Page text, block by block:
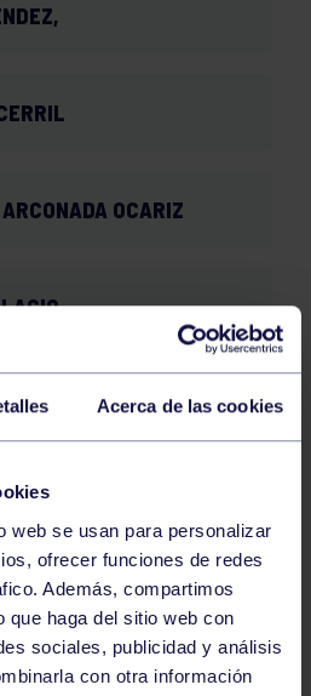
Acerca de las cookies
web se usan para personalizar
ofrecer funciones de redes
Además, compartimos
que haga del sitio web con
sociales, publicidad y análisis
con otra información
OCARIZ